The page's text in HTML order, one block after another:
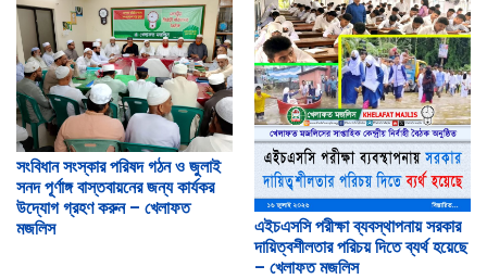
সংবিধান সংস্কার পরিষদ গঠন ও জুলাই
সনদ পূর্ণাঙ্গ বাস্তবায়নের জন্য কার্যকর
উদ্যোগ গ্রহণ করুন – খেলাফত
মজলিস
এইচএসসি পরীক্ষা ব্যবস্থাপনায় সরকার
দায়িত্বশীলতার পরিচয় দিতে ব্যর্থ হয়েছে
– খেলাফত মজলিস